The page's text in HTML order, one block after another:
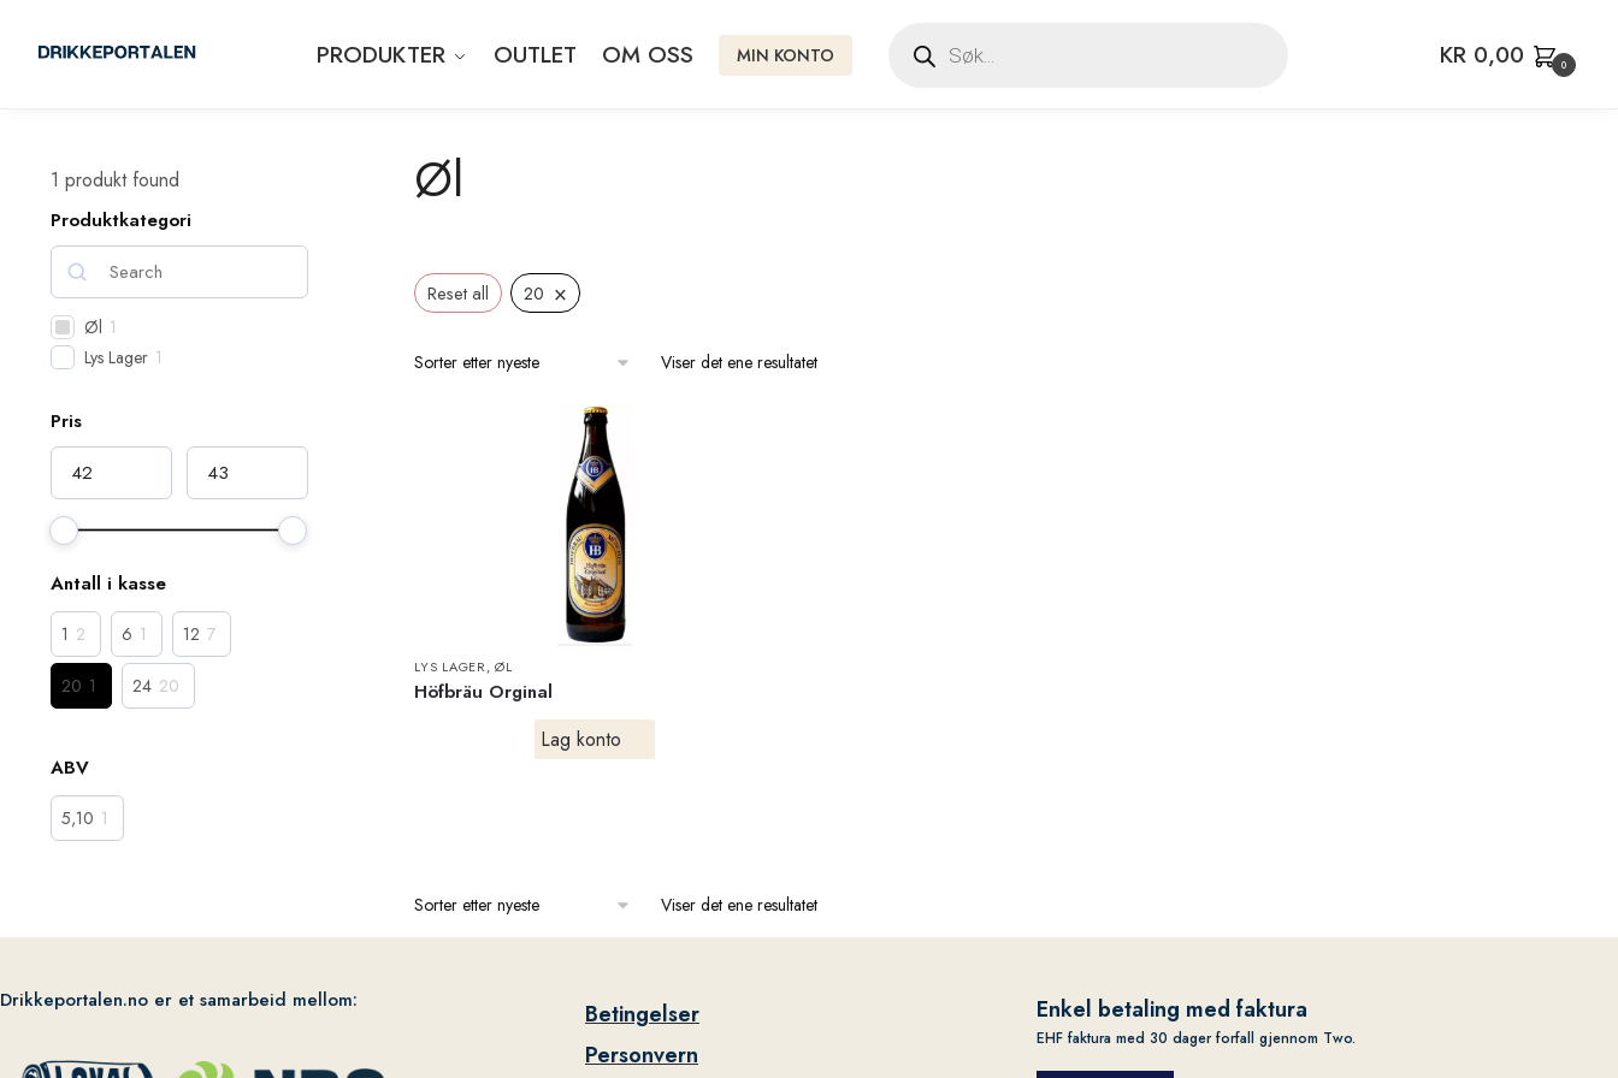
PRODUKTER OUTLET OM OSS MIN KONTO KR 0,00 0
Øl
Reset all 20 ×
Viser det ene resultatet
LYS LAGER,ØL
Höfbräu Orginal
Lag konto
Viser det ene resultatet
1 produkt found
Produktkategori
Øl 1
Lys Lager 1
Pris
Antall i kasse
1 2 6 1 12 7
20 1 24 20
ABV
5,10 1
Drikkeportalen.no er et samarbeid mellom:
Betingelser
Personvern
Enkel betaling med faktura
EHF faktura med 30 dager forfall gjennom Two.